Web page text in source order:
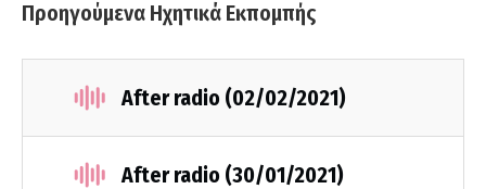
Προηγούμενα Ηχητικά Εκπομπής
After radio (02/02/2021)
After radio (30/01/2021)